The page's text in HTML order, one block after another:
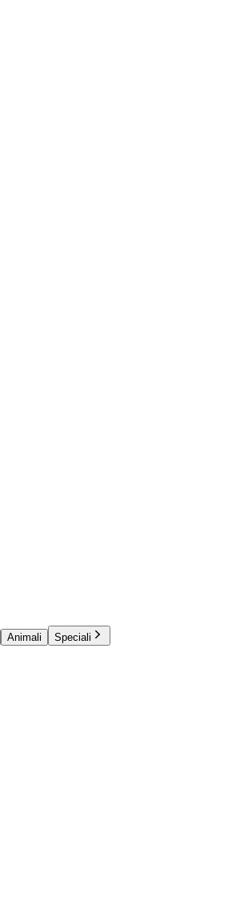
Animali
Speciali